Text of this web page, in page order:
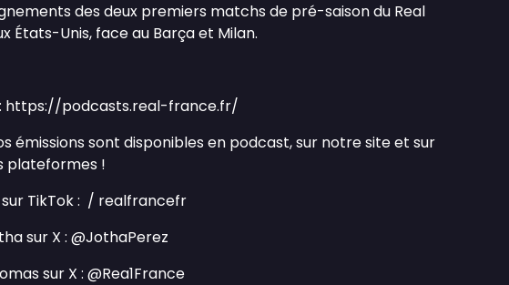
des deux premiers matchs de pré-saison du Real
États-Unis, face au Barça et Milan.
: https://podcasts.real-france.fr/
émissions sont disponibles en podcast, sur notre site et sur
plateformes !
sur TikTok : / realfrancefr
sur X : @JothaPerez
sur X : @Rea1France